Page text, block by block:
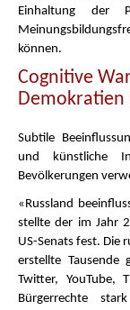
Einhaltung der
können.
Cognitive
Demokratien
Subtile
und künstliche
Bevölkerungen
«Russland
stellte der im Jahr
US-Senats fest. Die
erstellte Tausende
Twitter, YouTube,
Bürgerrechte